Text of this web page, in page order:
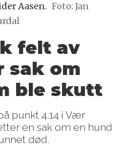
Aasen. Foto: Jan
felt av
sak om
ble skutt
punkt 4.14 i Vær
en sak om en hund
død.